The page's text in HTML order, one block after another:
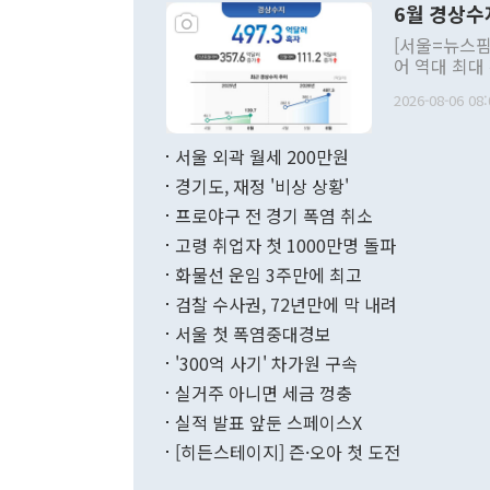
주의적 희망
관의 대북
관 부처 장
관의 무리한
다. [정동영 통일부 장관이 지난달 23일 오후 서울 종로구 정부서울청사에
무너졌다고
함께 4자 대
"우리의 선
6월 경상
[서울=뉴스
어 역대 최
료=한국은행] 한국은행이 6일 발표한 '2026년 6월 국제수지(잠정)'
며 월간 기
196.9% 급
수출은
기록했지만
로 전환됐다.
2026-08-06
서울 외곽 월세 200만원
경기도, 재정 '비상 상황'
프로야구 전 경기 폭염 취소
고령 취업자 첫 1000만명 돌파
화물선 운임 3주만에 최고
검찰 수사권, 72년만에 막 내려
서울 첫 폭염중대경보
'300억 사기' 차가원 구속
실거주 아니면 세금 껑충
실적 발표 앞둔 스페이스X
[히든스테이지] 즌·오아 첫 도전